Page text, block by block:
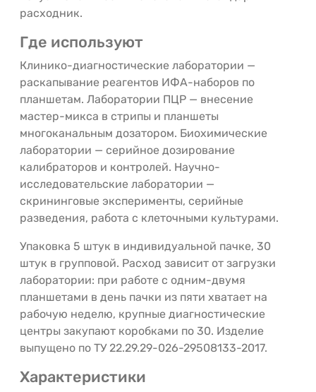
расходник.
Где используют
Клинико-диагностические лаборатории —
раскапывание реагентов ИФА-наборов по
планшетам. Лаборатории ПЦР — внесение
мастер-микса в стрипы и планшеты
многоканальным дозатором. Биохимические
лаборатории — серийное дозирование
калибраторов и контролей. Научно-
исследовательские лаборатории —
скрининговые эксперименты, серийные
разведения, работа с клеточными культурами.
Упаковка 5 штук в индивидуальной пачке, 30
штук в групповой. Расход зависит от загрузки
лаборатории: при работе с одним-двумя
планшетами в день пачки из пяти хватает на
рабочую неделю, крупные диагностические
центры закупают коробками по 30. Изделие
выпущено по ТУ 22.29.29-026-29508133-2017.
Характеристики